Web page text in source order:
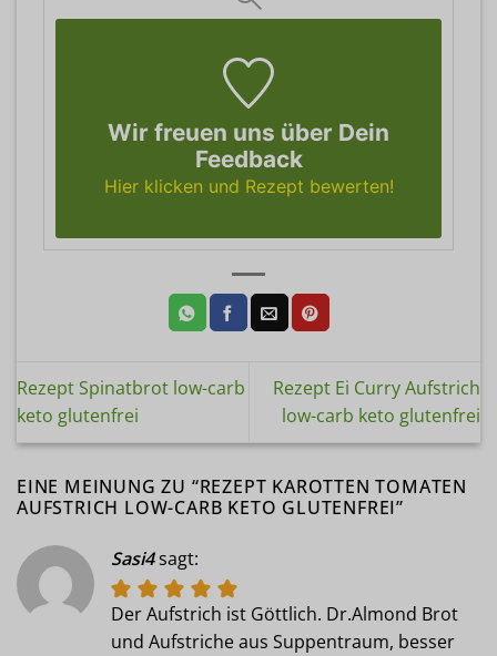
Wir freuen uns über Dein
Feedback
Hier klicken und Rezept bewerten!
Rezept Spinatbrot low-carb
keto glutenfrei
Rezept Ei Curry Aufstrich
low-carb keto glutenfrei
EINE MEINUNG ZU “REZEPT KAROTTEN TOMATEN
AUFSTRICH LOW-CARB KETO GLUTENFREI”
Sasi4sagt:
Der Aufstrich ist Göttlich. Dr.Almond Brot
und Aufstriche aus Suppentraum, besser